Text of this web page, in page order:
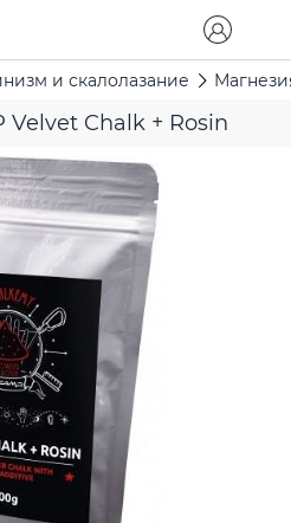
и скалолазание
Velvet Chalk + Rosin